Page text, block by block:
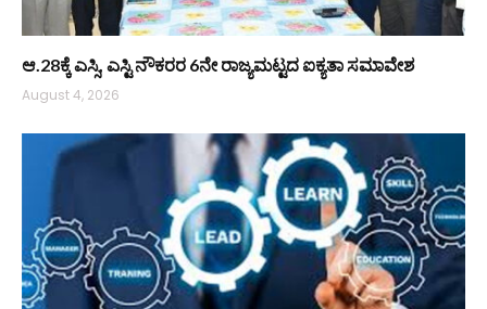
ಆ.28ಕ್ಕೆ ಎಸ್ಸಿ, ಎಸ್ಟಿ ನೌಕರರ 6ನೇ ರಾಜ್ಯಮಟ್ಟದ ಐಕ್ಯತಾ ಸಮಾವೇಶ
August 4, 2026